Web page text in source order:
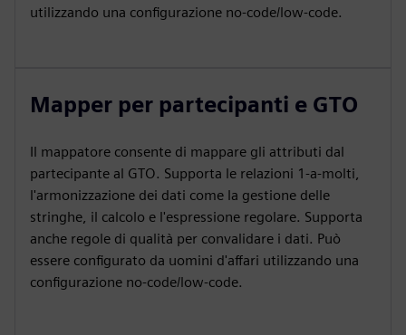
utilizzando una configurazione no-code/low-code.
Mapper per partecipanti e GTO
Il mappatore consente di mappare gli attributi dal
partecipante al GTO. Supporta le relazioni 1-a-molti,
l'armonizzazione dei dati come la gestione delle
stringhe, il calcolo e l'espressione regolare. Supporta
anche regole di qualità per convalidare i dati. Può
essere configurato da uomini d'affari utilizzando una
configurazione no-code/low-code.